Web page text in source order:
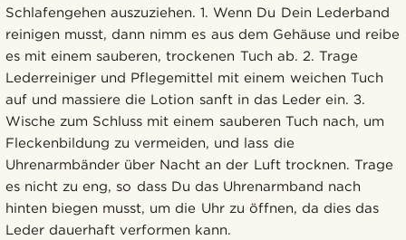
Schlafengehen auszuziehen. 1. Wenn Du Dein Lederband
reinigen musst, dann nimm es aus dem Gehäuse und reibe
es mit einem sauberen, trockenen Tuch ab. 2. Trage
Lederreiniger und Pflegemittel mit einem weichen Tuch
auf und massiere die Lotion sanft in das Leder ein. 3.
Wische zum Schluss mit einem sauberen Tuch nach, um
Fleckenbildung zu vermeiden, und lass die
Uhrenarmbänder über Nacht an der Luft trocknen. Trage
es nicht zu eng, so dass Du das Uhrenarmband nach
hinten biegen musst, um die Uhr zu öffnen, da dies das
Leder dauerhaft verformen kann.